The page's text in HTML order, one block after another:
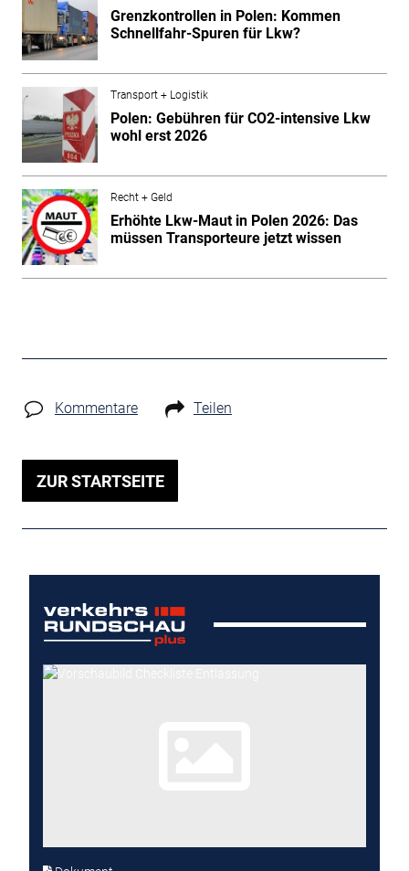
Grenzkontrollen in Polen: Kommen
Schnellfahr-Spuren für Lkw?
Transport + Logistik
Polen: Gebühren für CO2-intensive Lkw
wohl erst 2026
Recht + Geld
Erhöhte Lkw-Maut in Polen 2026: Das
müssen Transporteure jetzt wissen
Kommentare Teilen
ZUR STARTSEITE